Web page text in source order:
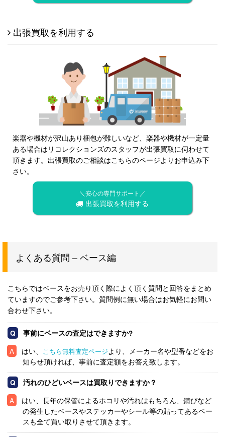
出張買取を利用する
楽器や機材が沢山あり梱包が難しいなど、楽器や機材が一定量
ある場合はリコレクションズのスタッフが出張買取に伺わせて
頂きます。出張買取のご相談はこちらのページよりお申込み下
さい。
＼安心の専門サポート／
出張買取を利用する
よくある質問 – ベース編
こちらではベースをお売り頂く際によく頂く質問と回答をまとめ
ていますのでご参考下さい。質問例に無い場合はお気軽にお問い
合わせ下さい。
事前にベースの査定はできますか?
はい、 こちら無料査定ページより、メーカー名や型番などをお
知らせ頂ければ、事前に査定額をお答え致します。
汚れのひどいベースは買取りできますか？
はい、長年の保管によるホコリや汚れはもちろん、錆びなど
の発生したベースやステッカーやシール等の貼ってあるベー
スも全て買い取りさせて頂きます。